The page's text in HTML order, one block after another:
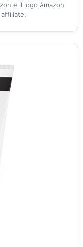
e il logo Amazon
affiliate.